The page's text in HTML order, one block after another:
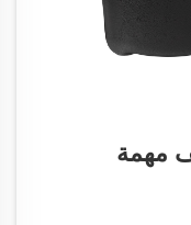
مهمة